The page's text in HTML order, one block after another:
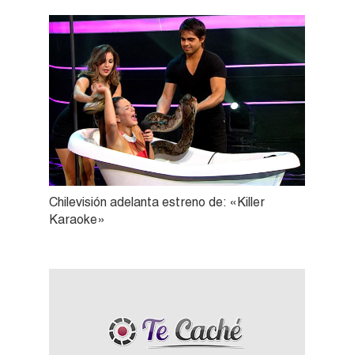
Chilevisión adelanta estreno de: «Killer
Karaoke»